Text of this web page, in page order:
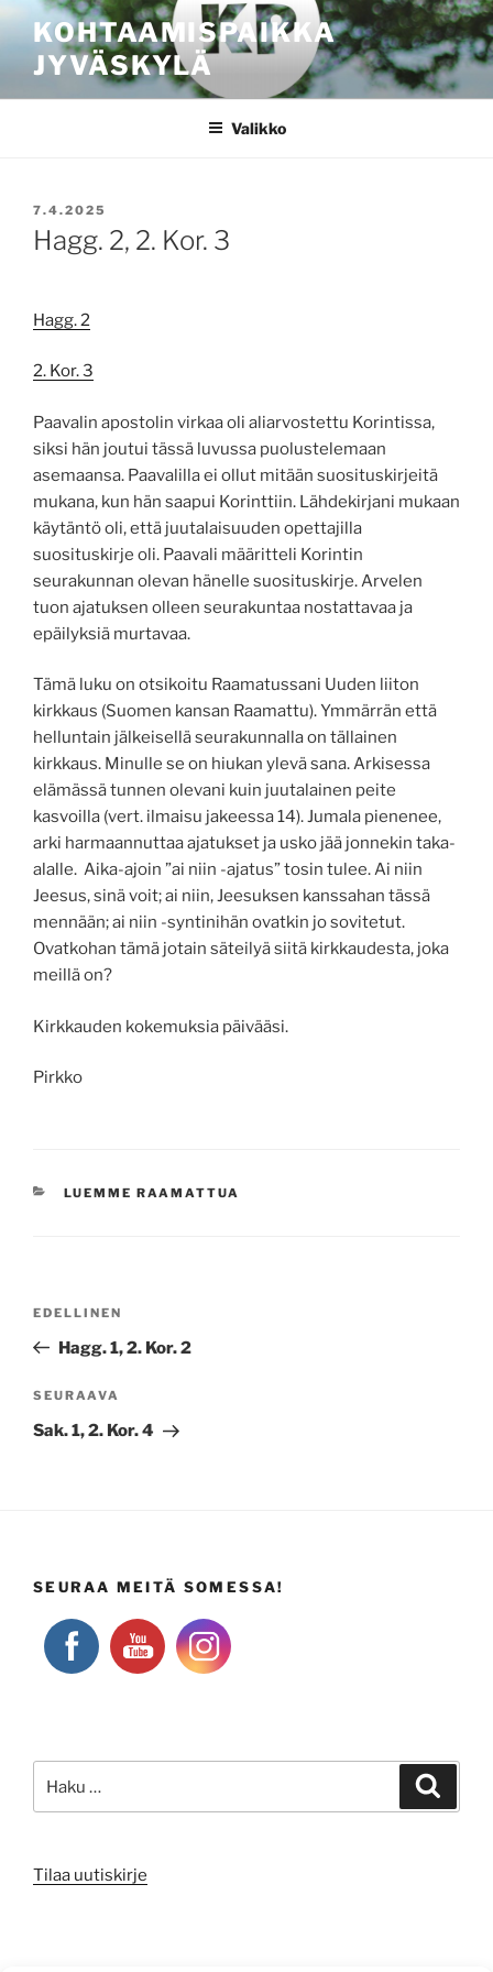
sisältöönKOHTAAMISPAIKKA
JYVÄSKYLÄ
Valikko
JULKAISTU
7.4.2025
Hagg. 2, 2. Kor. 3
Hagg. 2
2. Kor. 3
Paavalin apostolin virkaa oli aliarvostettu Korintissa,
siksi hän joutui tässä luvussa puolustelemaan
asemaansa. Paavalilla ei ollut mitään suosituskirjeitä
mukana, kun hän saapui Korinttiin. Lähdekirjani mukaan
käytäntö oli, että juutalaisuuden opettajilla
suosituskirje oli. Paavali määritteli Korintin
seurakunnan olevan hänelle suosituskirje. Arvelen
tuon ajatuksen olleen seurakuntaa nostattavaa ja
epäilyksiä murtavaa.
Tämä luku on otsikoitu Raamatussani Uuden liiton
kirkkaus (Suomen kansan Raamattu). Ymmärrän että
helluntain jälkeisellä seurakunnalla on tällainen
kirkkaus. Minulle se on hiukan ylevä sana. Arkisessa
elämässä tunnen olevani kuin juutalainen peite
kasvoilla (vert. ilmaisu jakeessa 14). Jumala pienenee,
arki harmaannuttaa ajatukset ja usko jää jonnekin taka-
alalle. Aika-ajoin ”ai niin -ajatus” tosin tulee. Ai niin
Jeesus, sinä voit; ai niin, Jeesuksen kanssahan tässä
mennään; ai niin -syntinihän ovatkin jo sovitetut.
Ovatkohan tämä jotain säteilyä siitä kirkkaudesta, joka
meillä on?
Kirkkauden kokemuksia päivääsi.
Pirkko
KATEGORIAT
LUEMME RAAMATTUA
Edellinen
artikkeli
EDELLINEN
Hagg. 1, 2. Kor. 2
Seuraava
artikkeli
SEURAAVA
Sak. 1, 2. Kor. 4
SEURAA MEITÄ SOMESSA!
Tilaa uutiskirje